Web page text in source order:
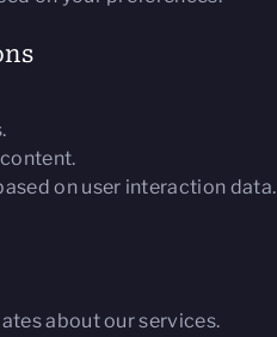
on user interaction data.
about our services.